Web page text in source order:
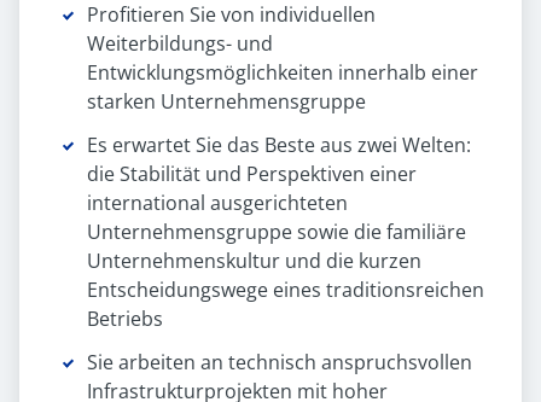
Profitieren Sie von individuellen
Weiterbildungs- und
Entwicklungsmöglichkeiten innerhalb einer
starken Unternehmensgruppe
Es erwartet Sie das Beste aus zwei Welten:
die Stabilität und Perspektiven einer
international ausgerichteten
Unternehmensgruppe sowie die familiäre
Unternehmenskultur und die kurzen
Entscheidungswege eines traditionsreichen
Betriebs
Sie arbeiten an technisch anspruchsvollen
Infrastrukturprojekten mit hoher